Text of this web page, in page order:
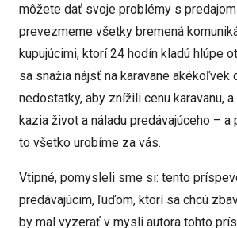
môžete dať svoje problémy s predajom
prevezmeme všetky bremená
kupujúcimi, ktorí 24 hodín kladú hlúpe
sa snažia nájsť na karavane akékoľvek
nedostatky, aby znížili cenu karavanu,
kazia život a náladu predávajúceho – a
to všetko urobíme za vás.
Vtipné, pomysleli sme si: tento
predávajúcim, ľuďom, ktorí sa chcú
by mal vyzerať v mysli autora tohto